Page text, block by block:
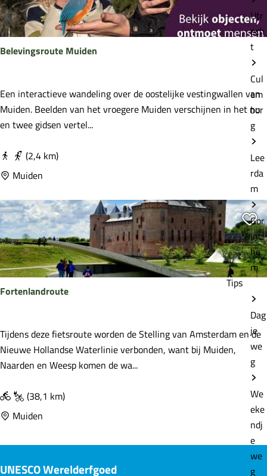
Utr
ech
t
Cul
em
bor
g
Lee
rda
m
Gor
inc
he
m
Tips
Dag
je
we
g
We
eke
ndj
e
we
g
c
h
t
H
l
a
n
s
e
a
t
e
r
l
i
e
s
Belevingsroute Muiden
B
e
l
v
i
g
s
o
u
t
e
d
e
Een interactieve wandeling over de oostelijke vestingwallen van
Muiden. Beelden van het vroegere Muiden verschijnen in het nu
en twee gidsen vertel...
(2,4 km)
Muiden
Fortenlandroute
F
o
r
e
n
a
d
Tijdens deze fietsroute worden de Stelling van Amsterdam en de
Nieuwe Hollandse Waterlinie verbonden, want bij Muiden,
Naarden en Weesp komen de wa...
(38,1 km)
Muiden
UNESCO Werelderfgoed